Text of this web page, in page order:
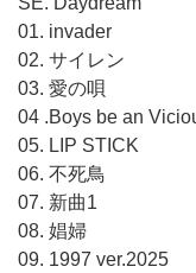
01. invader
02. サイレン
03. 愛の唄
04 .Boys be an
05. LIP STICK
06. 不死鳥
07. 新曲1
08. 娼婦
09. 1997 ver.2025